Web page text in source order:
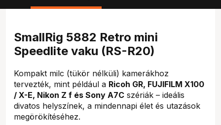
SmallRig 5882 Retro mini
Speedlite vaku (RS-R20)
Kompakt milc (tükör nélküli) kamerákhoz
tervezték, mint például a Ricoh GR, FUJIFILM X100
/ X-E, Nikon Z f és Sony A7C szériák – ideális
divatos helyszínek, a mindennapi élet és utazások
megörökítéséhez.